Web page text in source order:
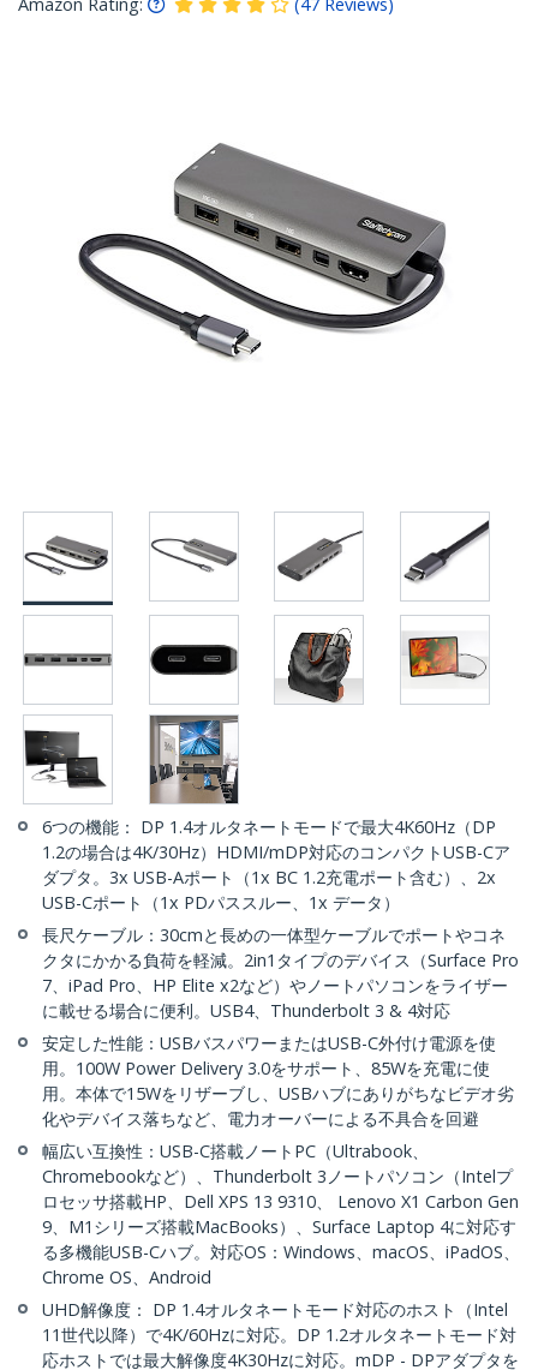
6つの機能： DP 1.4オルタネートモードで最大4K60Hz（DP
1.2の場合は4K/30Hz）HDMI/mDP対応のコンパクトUSB-Cア
ダプタ。3x USB-Aポート（1x BC 1.2充電ポート含む）、2x
USB-Cポート（1x PDパススルー、1x データ）
長尺ケーブル：30cmと長めの一体型ケーブルでポートやコネ
クタにかかる負荷を軽減。2in1タイプのデバイス（Surface Pro
7、iPad Pro、HP Elite x2など）やノートパソコンをライザー
に載せる場合に便利。USB4、Thunderbolt 3 & 4対応
安定した性能：USBバスパワーまたはUSB-C外付け電源を使
用。100W Power Delivery 3.0をサポート、85Wを充電に使
用。本体で15Wをリザーブし、USBハブにありがちなビデオ劣
化やデバイス落ちなど、電力オーバーによる不具合を回避
幅広い互換性：USB-C搭載ノートPC（Ultrabook、
Chromebookなど）、Thunderbolt 3ノートパソコン（Intelプ
ロセッサ搭載HP、Dell XPS 13 9310、 Lenovo X1 Carbon Gen
9、M1シリーズ搭載MacBooks）、Surface Laptop 4に対応す
る多機能USB-Cハブ。対応OS：Windows、macOS、iPadOS、
Chrome OS、Android
UHD解像度： DP 1.4オルタネートモード対応のホスト（Intel
11世代以降）で4K/60Hzに対応。DP 1.2オルタネートモード対
応ホストでは最大解像度4K30Hzに対応。mDP - DPアダプタを